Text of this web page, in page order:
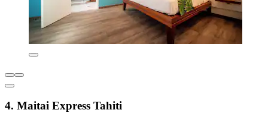
4. Maitai Express Tahiti